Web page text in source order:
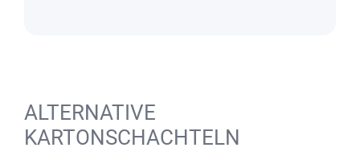
ALTERNATIVE
KARTONSCHACHTELN